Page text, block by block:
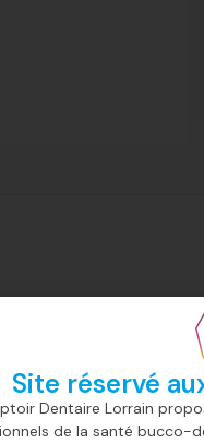
Site réservé
Dentaire Lorrain
de la santé bucco-